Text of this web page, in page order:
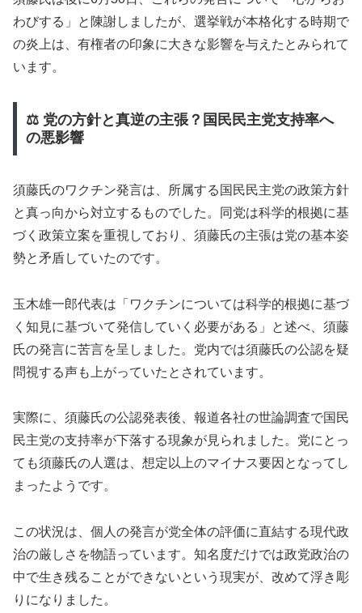
わびする」と陳謝しましたが、選挙戦が本格化する時期で
の炎上は、有権者の印象に大きな影響を与えたとみられて
います。
⚖️ 党の方針と真逆の主張？国民民主党支持率へ
の悪影響
須藤氏のワクチン発言は、所属する国民民主党の政策方針
と真っ向から対立するものでした。同党は科学的根拠に基
づく政策立案を重視しており、須藤氏の主張は党の基本姿
勢と矛盾していたのです。
玉木雄一郎代表は「ワクチンについては科学的根拠に基づ
く知見に基づいて発信していく必要がある」と述べ、須藤
氏の発言に苦言を呈しました。党内では須藤氏の公認を疑
問視する声も上がっていたとされています。
実際に、須藤氏の公認発表後、報道各社の世論調査で国民
民主党の支持率が下落する現象が見られました。党にとっ
ても須藤氏の人選は、想定以上のマイナス要因となってし
まったようです。
この状況は、個人の発言が党全体の評価に直結する現代政
治の厳しさを物語っています。知名度だけでは政党政治の
中で生き残ることができないという現実が、改めて浮き彫
りになりました。